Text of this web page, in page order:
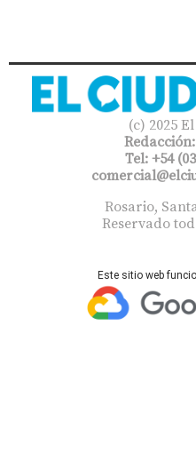
(c) 2025
Tel: +54
Rosario,
Reservado
Este sitio web